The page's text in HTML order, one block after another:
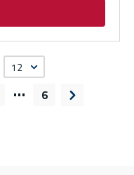
… 6 Page